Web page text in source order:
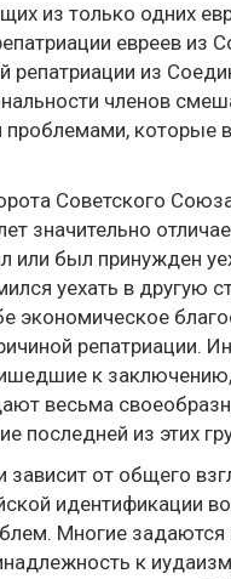
из только одних
евреев из
репатриации из
членов
которые
Советского
значительно
был принужден
уехать в другую
экономическое
репатриации.
к заключению,
весьма
последней из этих
от общего
идентификации
Многие
к